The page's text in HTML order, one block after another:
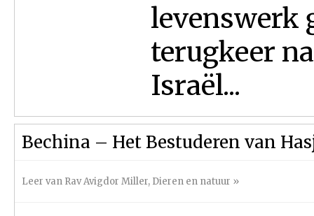
levenswerk
terugkeer
Israël...
Bechina – Het Bestuderen van
Leer van Rav Avigdor Miller, Dieren en natuur »